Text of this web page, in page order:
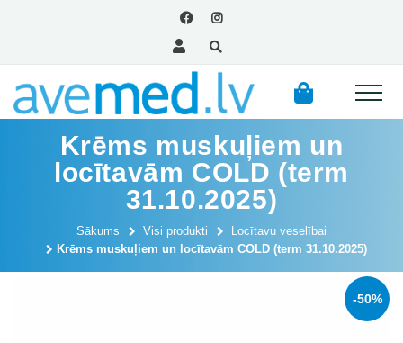
Krēms muskuļiem un
locītavām COLD (term
31.10.2025)
Sākums Visi produkti
Locītavu veselībai
Krēms muskuļiem un locītavām COLD (term 31.10.2025)
-50%